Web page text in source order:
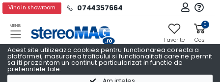
Acest site utilizeaza cookies pentru functionarea corecta a
platformei, masurarea traficului si functionalitati care ne permit
sa iti prezentam un continut particularizat in functie de
preferintele tale.
Vino in showroom 0744357664
MENIU
Favorite
0
Cos
Boxe raft YAMAHA